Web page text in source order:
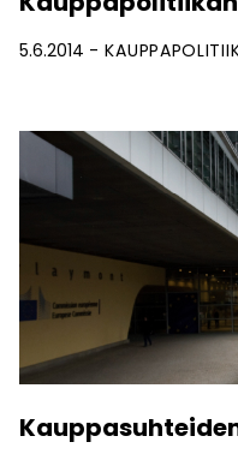
5.6.2014